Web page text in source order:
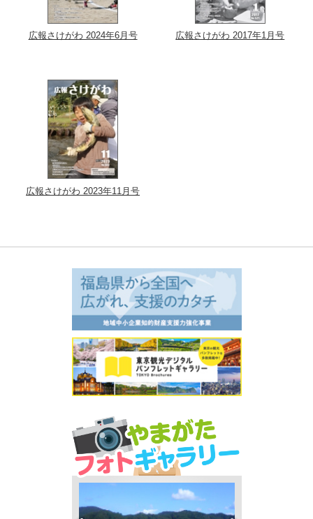
広報さけがわ 2024年6月号 広報さけがわ 2017年1月号
広報さけがわ 2023年11月号